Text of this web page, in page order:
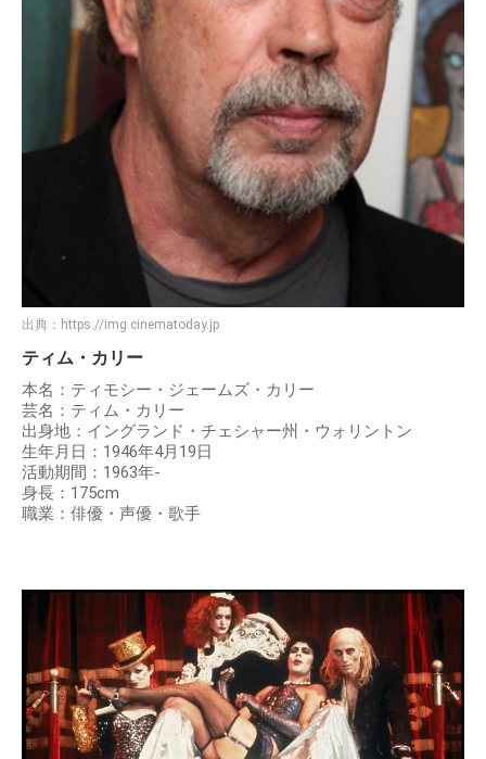
出典： https://img.cinematoday.jp
ティム・カリー
本名：ティモシー・ジェームズ・カリー
芸名：ティム・カリー
出身地：イングランド・チェシャー州・ウォリントン
生年月日：1946年4月19日
活動期間：1963年-
身長：175cm
職業：俳優・声優・歌手